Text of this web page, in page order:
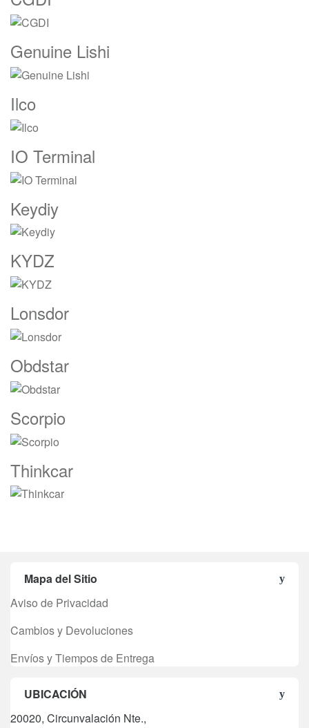
Genuine Lishi
Ilco
IO Terminal
Keydiy
KYDZ
Lonsdor
Obdstar
Scorpio
Thinkcar
Mapa del Sitio
Aviso de Privacidad
Cambios y Devoluciones
Envíos y Tiempos de Entrega
UBICACIÓN
20020, Circunvalación Nte.,